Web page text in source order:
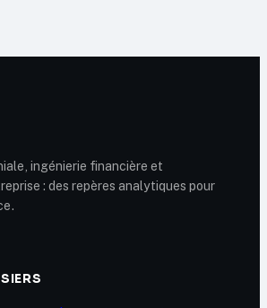
patrimoine et
ingénierie financière et
: des repères analytiques pour